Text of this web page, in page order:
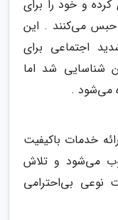
کرده و خود را برای
می‌کنند . این
اجتماعی برای
شناسایی شد اما
می‌شود .
خدمات باکیفیت
می‌شود و تلاش
نوعی بی‌احترامی